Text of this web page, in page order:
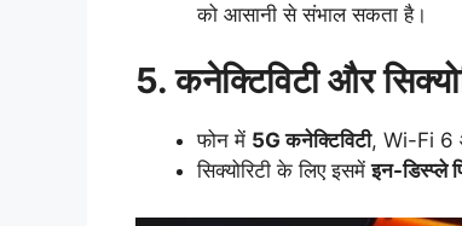
को आसानी से संभाल सकता है।
5. कनेक्टिविटी और
फोन में 5G कनेक्टिविटी, Wi-Fi 6
सिक्योरिटी के लिए इसमेंइन-डिस्प्ले